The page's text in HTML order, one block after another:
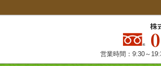
株
営業時間：9:30～